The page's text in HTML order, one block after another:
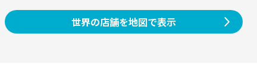
世界の店舗を地図で表示